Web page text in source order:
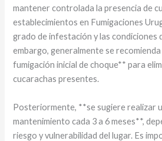
mantener controlada la presencia de
establecimientos en Fumigaciones
grado de infestación y las condiciones
embargo, generalmente se
fumigación inicial de choque** para
cucarachas presentes.
Posteriormente, **se sugiere realizar
mantenimiento cada 3 a 6 meses**,
riesgo y vulnerabilidad del lugar. Es